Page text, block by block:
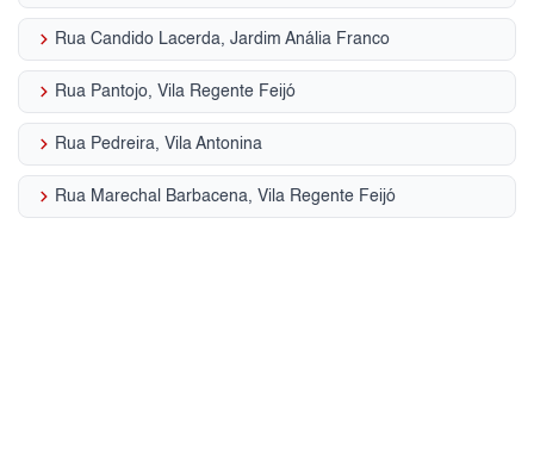
keyboard_arrow_right Rua Candido Lacerda, Jardim Anália Franco
keyboard_arrow_right Rua Pantojo, Vila Regente Feijó
keyboard_arrow_right Rua Pedreira, Vila Antonina
keyboard_arrow_right Rua Marechal Barbacena, Vila Regente Feijó